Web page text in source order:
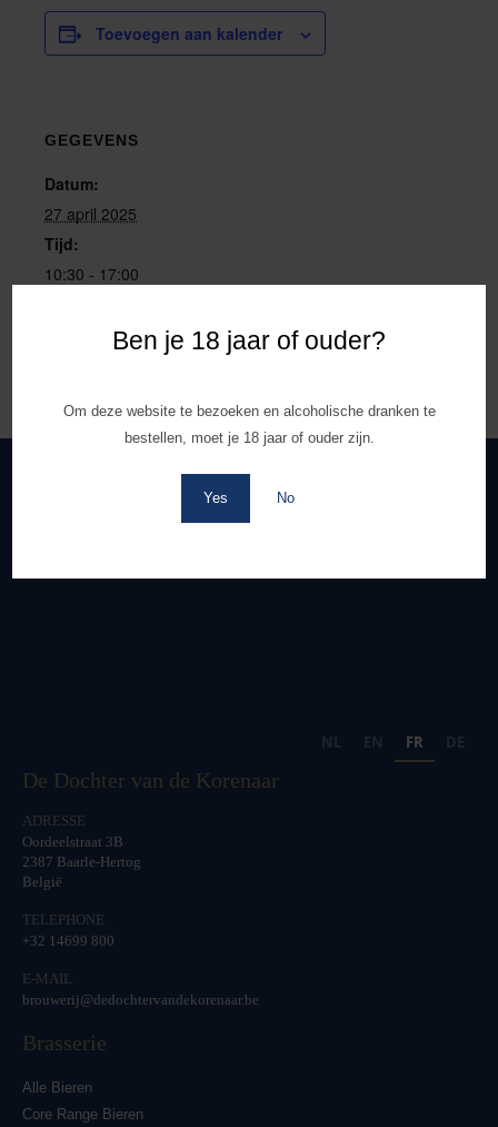
Ben je 18 jaar of ouder?
Om deze website te bezoeken en alcoholische dranken te
bestellen, moet je 18 jaar of ouder zijn.
Yes No
Toevoegen aan kalender
GEGEVENS
Datum:
27 april 2025
Tijd:
10:30 - 17:00
Release Passe Partout
Primeur proeven Noblesse Xo
FR
De Dochter van de Korenaar
ADRESSE
Oordeelstraat 3B
2387 Baarle-Hertog
België
TELEPHONE
+32 14699 800
E-MAIL
brouwerij@dedochtervandekorenaar.be
Brasserie
Alle Bieren
Core Range Bieren